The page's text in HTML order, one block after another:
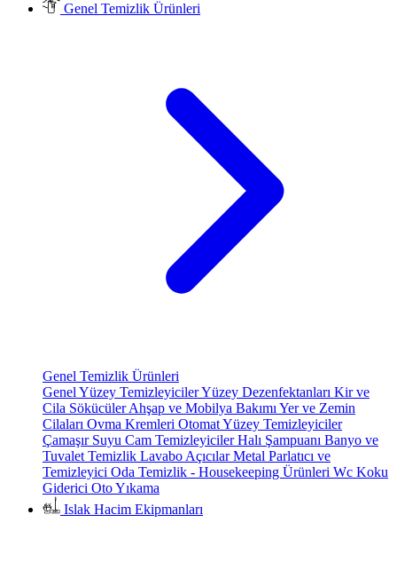
Genel Temizlik Ürünleri
Genel Temizlik Ürünleri
Genel Yüzey TemizleyicilerYüzey Dezenfektanları Kir ve
Cila SökücülerAhşap ve Mobilya Bakımı Yer ve Zemin
Cilaları Ovma Kremleri Otomat Yüzey Temizleyiciler
Çamaşır Suyu Cam TemizleyicilerHalı Şampuanı Banyo ve
Tuvalet Temizlik Lavabo AçıcılarMetal Parlatıcı ve
Temizleyici Oda Temizlik - Housekeeping Ürünleri Wc Koku
Giderici Oto Yıkama
Islak Hacim Ekipmanları